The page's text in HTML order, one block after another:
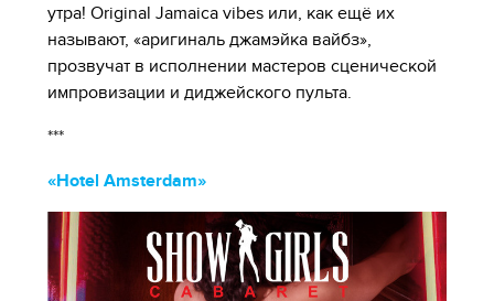
утра! Original Jamaica vibes или, как ещё их
называют, «аригиналь джамэйка вайбз»,
прозвучат в исполнении мастеров сценической
импровизации и диджейского пульта.
***
«Hotel Amsterdam»